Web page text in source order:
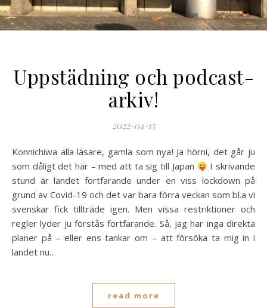
Uppstädning och podcast-
arkiv!
2022-04-15
Konnichiwa alla läsare, gamla som nya! Ja hörni, det går ju
som dåligt det här – med att ta sig till Japan
I skrivande
stund är landet fortfarande under en viss lockdown på
grund av Covid-19 och det var bara förra veckan som bl.a vi
svenskar fick tillträde igen. Men vissa restriktioner och
regler lyder ju förstås fortfarande. Så, jag har inga direkta
planer på – eller ens tankar om – att försöka ta mig in i
landet nu...
read more